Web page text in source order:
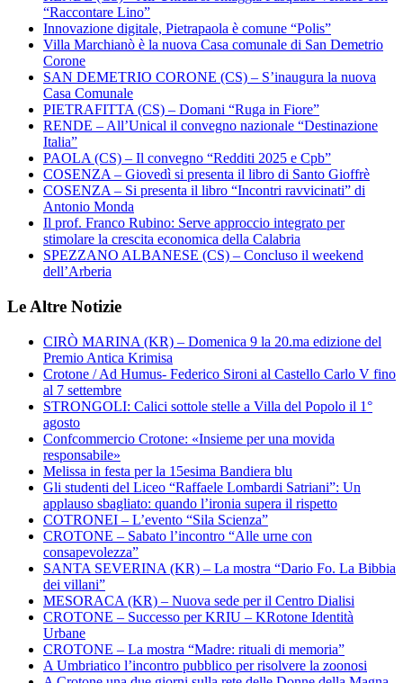
“Raccontare Lino”
Innovazione digitale, Pietrapaola è comune “Polis”
Villa Marchianò è la nuova Casa comunale di San Demetrio
Corone
SAN DEMETRIO CORONE (CS) – S’inaugura la nuova
Casa Comunale
PIETRAFITTA (CS) – Domani “Ruga in Fiore”
RENDE – All’Unical il convegno nazionale “Destinazione
Italia”
PAOLA (CS) – Il convegno “Redditi 2025 e Cpb”
COSENZA – Giovedì si presenta il libro di Santo Gioffrè
COSENZA – Si presenta il libro “Incontri ravvicinati” di
Antonio Monda
Il prof. Franco Rubino: Serve approccio integrato per
stimolare la crescita economica della Calabria
SPEZZANO ALBANESE (CS) – Concluso il weekend
dell’Arberia
Le Altre Notizie
CIRÒ MARINA (KR) – Domenica 9 la 20.ma edizione del
Premio Antica Krimisa
Crotone / Ad Humus- Federico Sironi al Castello Carlo V fino
al 7 settembre
STRONGOLI: Calici sottole stelle a Villa del Popolo il 1°
agosto
Confcommercio Crotone: «Insieme per una movida
responsabile»
Melissa in festa per la 15esima Bandiera blu
Gli studenti del Liceo “Raffaele Lombardi Satriani”: Un
applauso sbagliato: quando l’ironia supera il rispetto
COTRONEI – L’evento “Sila Scienza”
CROTONE – Sabato l’incontro “Alle urne con
consapevolezza”
SANTA SEVERINA (KR) – La mostra “Dario Fo. La Bibbia
dei villani”
MESORACA (KR) – Nuova sede per il Centro Dialisi
CROTONE – Successo per KRIU – KRotone Identità
Urbane
CROTONE – La mostra “Madre: rituali di memoria”
A Umbriatico l’incontro pubblico per risolvere la zoonosi